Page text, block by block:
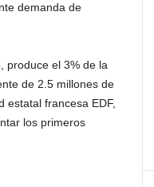
demanda de
produce el 3% de la
de 2.5 millones de
estatal francesa EDF,
los primeros